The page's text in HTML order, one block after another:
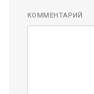
КОММЕНТАРИЙ